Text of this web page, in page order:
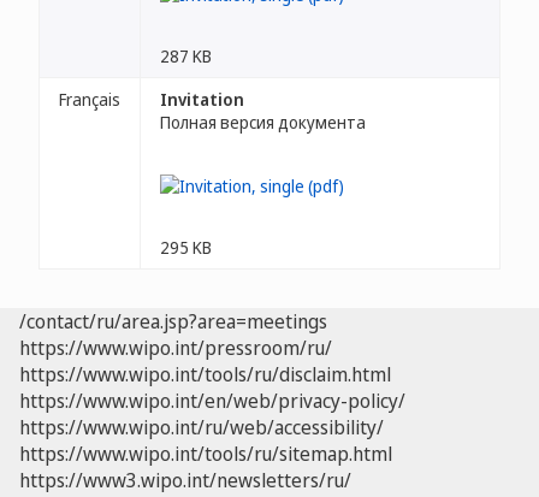
287 KB
Français
Invitation
Полная версия документа
295 KB
/contact/ru/area.jsp?area=meetings
https://www.wipo.int/pressroom/ru/
https://www.wipo.int/tools/ru/disclaim.html
https://www.wipo.int/en/web/privacy-policy/
https://www.wipo.int/ru/web/accessibility/
https://www.wipo.int/tools/ru/sitemap.html
https://www3.wipo.int/newsletters/ru/